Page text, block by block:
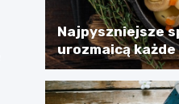
Najpyszniejsze
urozmaicą